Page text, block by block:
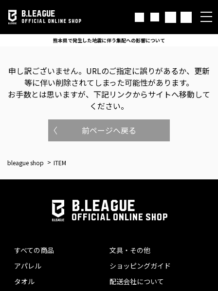
B.LEAGUE
OFFICIAL ONLINE SHOP
熊本県で発生した地震に伴う集配への影響について
申し訳ございません。 URLのご指定に誤りがあるか、更新
等に伴い削除されてしまった可能性があります。
お手数とは思いますが、下記リンクからサイトへ移動して
ください。
前ページへ戻る
bleague shop ITEM
B.LEAGUE
OFFICIAL ONLINE SHOP
すべての商品
アパレル
タオル
文具・その他
ショッピングガイド
配送会社について